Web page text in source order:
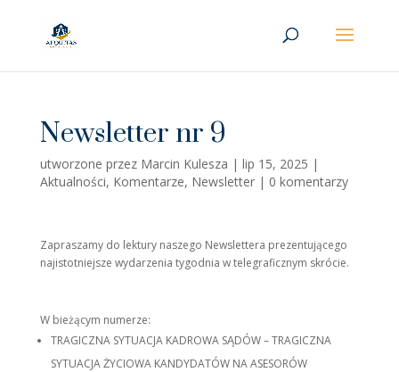
Newsletter nr 9
utworzone przez Marcin Kulesza | lip 15, 2025 |
Aktualności, Komentarze, Newsletter| 0 komentarzy
Zapraszamy do lektury naszego Newslettera prezentującego
najistotniejsze wydarzenia tygodnia w telegraficznym skrócie.
W bieżącym numerze:
TRAGICZNA SYTUACJA KADROWA SĄDÓW – TRAGICZNA
SYTUACJA ŻYCIOWA KANDYDATÓW NA ASESORÓW